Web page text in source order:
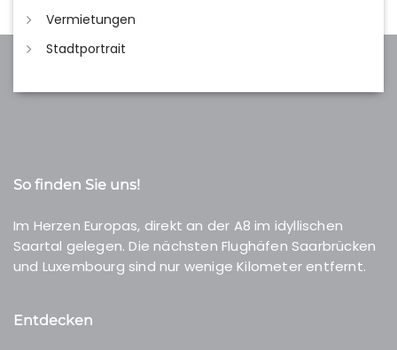
Vermietungen
Stadtportrait
So finden Sie uns!
Im Herzen Europas, direkt an der A8 im idyllischen
Saartal gelegen. Die nächsten Flughäfen Saarbrücken
und Luxembourg sind nur wenige Kilometer entfernt.
Entdecken